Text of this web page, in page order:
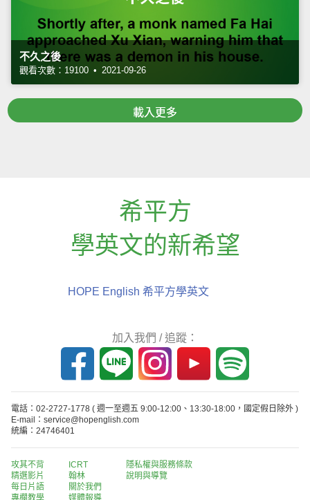
不久之後
觀看次數：19100 • 2021-09-26
載入更多
希平方
學英文的新希望
HOPE English 希平方學英文
加入我們 / 追蹤：
電話：02-2727-1778 ( 週一至週五 9:00-12:00、13:30-18:00，國定假日除外 )
E-mail：service@hopenglish.com
統編：24746401
攻其不背
精選影片
每日片語
專欄教學
ICRT
翰林
關於我們
媒體報導
隱私權與服務條款
說明與導覽